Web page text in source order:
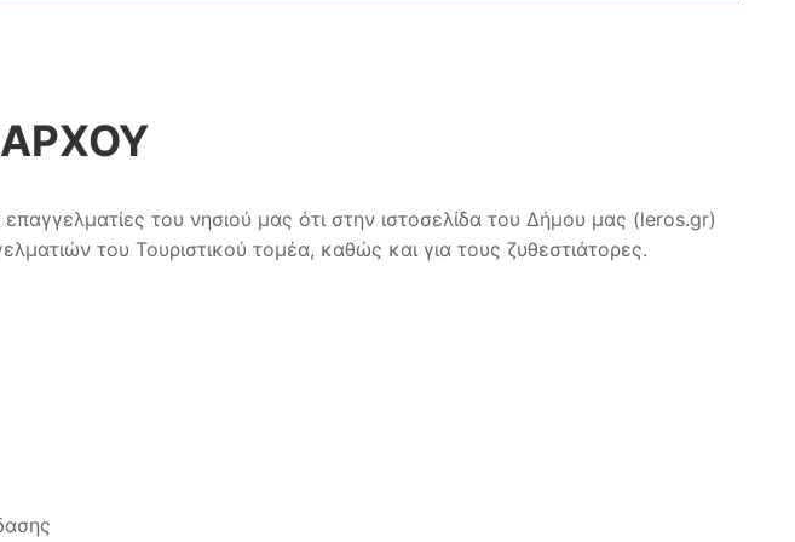
του νησιού μας ότι στην ιστοσελίδα του Δήμου μας (leros.gr)
του Τουριστικού τομέα, καθώς και για τους ζυθεστιάτορες.